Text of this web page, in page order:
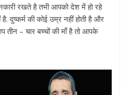
g
e
रखते है तभी आपको देश में हो रहे
दुष्कर्म की कोई उम्र नहीं होती है और
तीन – चार बच्चों की माँ है तो आपके